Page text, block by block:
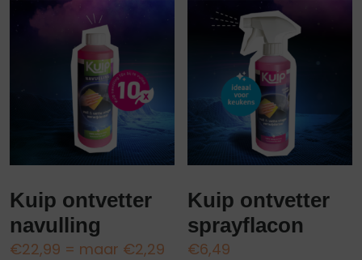
Kuip ontvetter
navulling
€22,99 = maar €2,29
Kuip ontvetter
sprayflacon
€6,49